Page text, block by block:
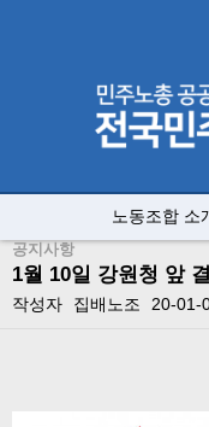
노동조합 소
공지사항
1월 10일 강원청 앞
작성자 집배노조 20-01-